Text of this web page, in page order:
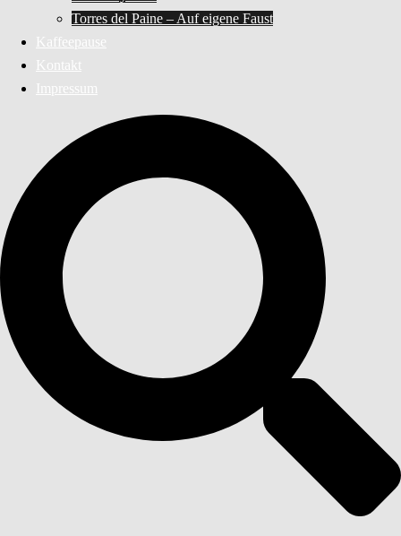
Torres del Paine – Auf eigene Faust
Kaffeepause
Kontakt
Impressum